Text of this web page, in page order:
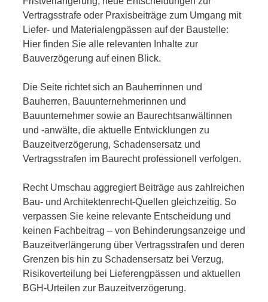
Vertragsstrafe oder Praxisbeiträge zum Umgang mit
Liefer- und Materialengpässen auf der Baustelle:
Hier finden Sie alle relevanten Inhalte zur
Bauverzögerung auf einen Blick.
Die Seite richtet sich an Bauherrinnen und
Bauherren, Bauunternehmerinnen und
Bauunternehmer sowie an Baurechtsanwältinnen
und -anwälte, die aktuelle Entwicklungen zu
Bauzeitverzögerung, Schadensersatz und
Vertragsstrafen im Baurecht professionell verfolgen.
Recht Umschau aggregiert Beiträge aus zahlreichen
Bau- und Architektenrecht-Quellen gleichzeitig. So
verpassen Sie keine relevante Entscheidung und
keinen Fachbeitrag – von Behinderungsanzeige und
Bauzeitverlängerung über Vertragsstrafen und deren
Grenzen bis hin zu Schadensersatz bei Verzug,
Risikoverteilung bei Lieferengpässen und aktuellen
BGH-Urteilen zur Bauzeitverzögerung.